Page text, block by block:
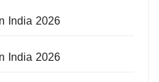
India 2026
India 2026